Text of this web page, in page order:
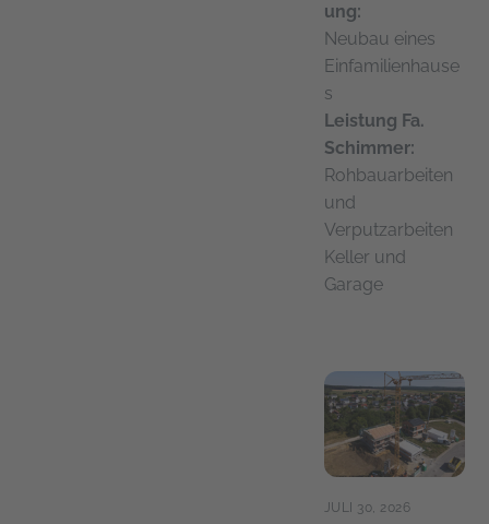
ung:
Neubau eines
Einfamilienhause
s
Leistung Fa.
Schimmer:
Rohbauarbeiten
und
Verputzarbeiten
Keller und
Garage
JULI 30, 2026